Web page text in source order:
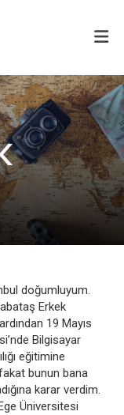
doğumluyum.
Erkek
19 Mayıs
Bilgisayar
eğitimine
bunun bana
karar verdim.
Üniversitesi